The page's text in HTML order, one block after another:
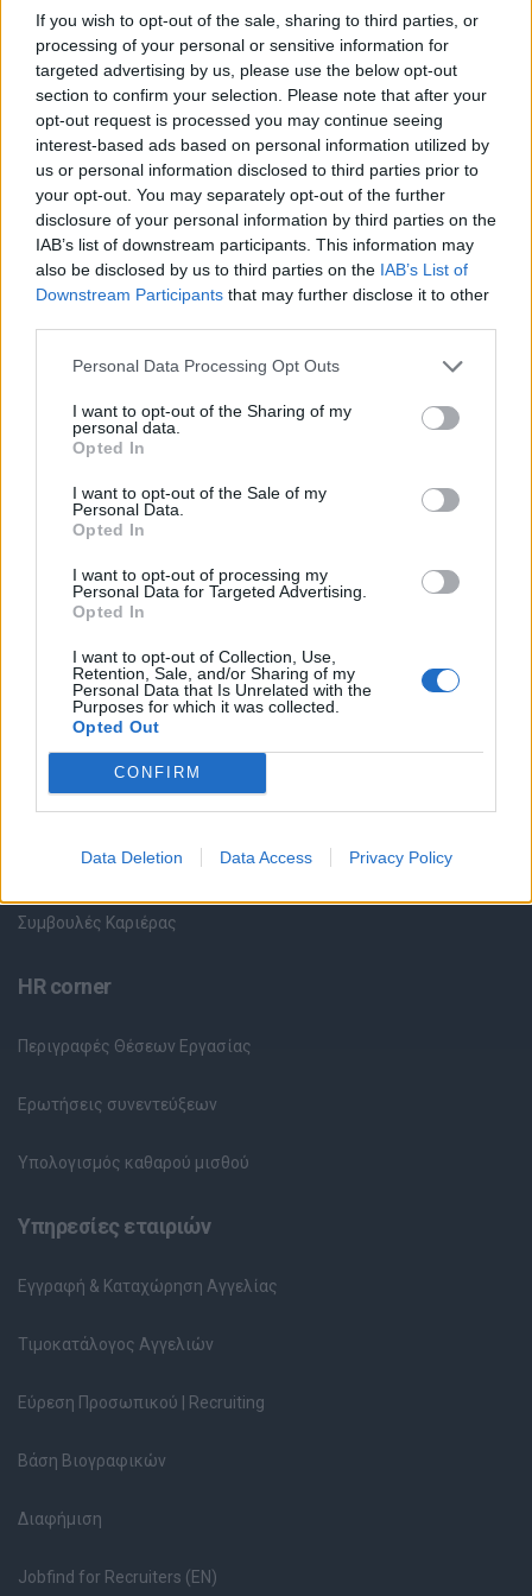
If you wish to opt-out of the sale, sharing to third parties, or
processing of your personal or sensitive information for
targeted advertising by us, please use the below opt-out
section to confirm your selection. Please note that after your
opt-out request is processed you may continue seeing
interest-based ads based on personal information utilized by
us or personal information disclosed to third parties prior to
your opt-out. You may separately opt-out of the further
disclosure of your personal information by third parties on the
IAB’s list of downstream participants. This information may
also be disclosed by us to third parties on the IAB’s List of
Downstream Participants that may further disclose it to other
Personal Data Processing Opt Outs
I want to opt-out of the Sharing of my
personal data.
Opted In
I want to opt-out of the Sale of my
Personal Data.
Opted In
I want to opt-out of processing my
Personal Data for Targeted Advertising.
Opted In
I want to opt-out of Collection, Use,
Retention, Sale, and/or Sharing of my
Personal Data that Is Unrelated with the
Purposes for which it was collected.
Opted Out
CONFIRM
Data Deletion Data Access Privacy Policy
cosmos-jobs.gr & cosmosjobs.com
Για περισσότερες πληροφορίες παρακαλώ επικοινωνήστε στο
2310 887424
** Παρακαλούνται οι ενδιαφερόμενοι όπως αποστείλουν
βιογραφικό σημείωμα
Θέσεις εργασίας
Όλες οι Θέσεις Εργασίας
Θέσεις Εργασίας ανά Ειδικότητα
Θέσεις Εργασίας ανά Εταιρεία
Κέντρο Βοήθειας
Καταχώρηση Online Βιογραφικού
Συμβουλές Καριέρας
HR corner
Περιγραφές Θέσεων Εργασίας
Ερωτήσεις συνεντεύξεων
Υπολογισμός καθαρού μισθού
Υπηρεσίες εταιριών
Εγγραφή & Καταχώρηση Αγγελίας
Τιμοκατάλογος Αγγελιών
Εύρεση Προσωπικού | Recruiting
Βάση Βιογραφικών
Διαφήμιση
Jobfind for Recruiters (EN)